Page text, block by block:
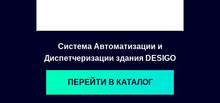
Система Автоматизации и
Диспетчеризации здания DESIGO
ПЕРЕЙТИ В КАТАЛОГ